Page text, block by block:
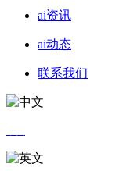
ai资讯
ai动态
联系我们